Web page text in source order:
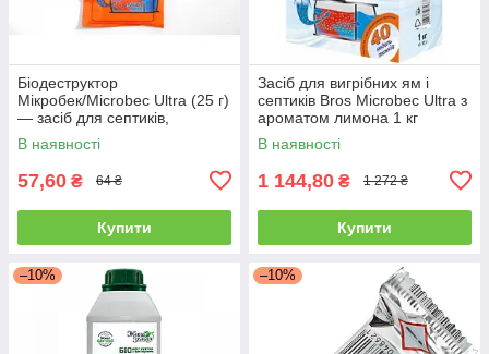
Біодеструктор
Мікробек/Microbec Ultra (25 г)
— засіб для септиків,
вигрібних ям і дачних
туалетів
В наявності
57,60 ₴ 64 ₴
Купити
Засіб для вигрібних ям і
септиків Bros Microbec Ultra з
ароматом лимона 1 кг
В наявності
1 144,80 ₴ 1 272 ₴
Купити
–10% –10%